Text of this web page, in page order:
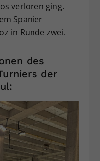
verloren ging.
Spanier
in Runde zwei.
des
der